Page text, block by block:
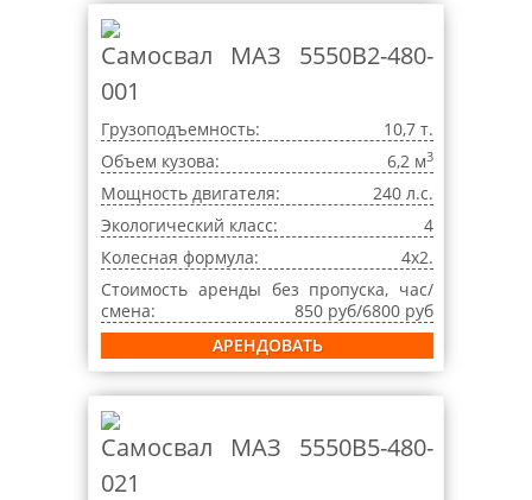
Самосвал МАЗ 5550B2-480-
001
Грузоподъемность:
10,7 т.
Объем кузова:
6,2 м3
Мощность двигателя:
240 л.с.
Экологический класс:
4
Колесная формула:
4x2.
Стоимость аренды без пропуска, час/
смена:
850 руб/6800 руб
АРЕНДОВАТЬ
Самосвал МАЗ 5550B5-480-
021